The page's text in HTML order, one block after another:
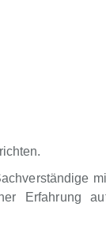
Erfahrung